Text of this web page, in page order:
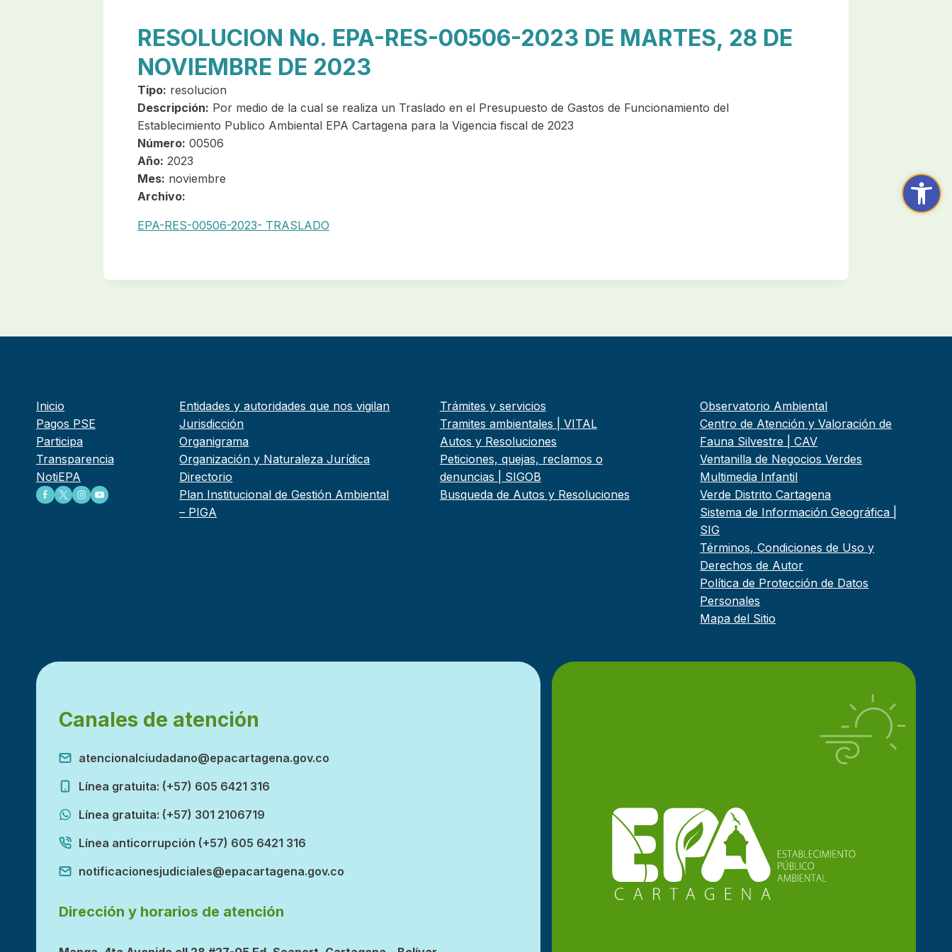
Abrir
RESOLUCION No. EPA-RES-00506-2023 DE MARTES, 28 DE
NOVIEMBRE DE 2023
Tipo: resolucion
Descripción: Por medio de la cual se realiza un Traslado en el Presupuesto de Gastos de Funcionamiento del
Establecimiento Publico Ambiental EPA Cartagena para la Vigencia fiscal de 2023
Número: 00506
Año: 2023
Mes: noviembre
Archivo:
EPA-RES-00506-2023- TRASLADO
Inicio
Pagos PSE
Participa
Transparencia
NotiEPA
Entidades y autoridades que nos vigilan
Jurisdicción
Organigrama
Organización y Naturaleza Jurídica
Directorio
Plan Institucional de Gestión Ambiental
– PIGA
Trámites y servicios
Tramites ambientales | VITAL
Autos y Resoluciones
Peticiones, quejas, reclamos o
denuncias | SIGOB
Busqueda de Autos y Resoluciones
Observatorio Ambiental
Centro de Atención y Valoración de
Fauna Silvestre | CAV
Ventanilla de Negocios Verdes
Multimedia Infantil
Verde Distrito Cartagena
Sistema de Información Geográfica |
SIG
Términos, Condiciones de Uso y
Derechos de Autor
Política de Protección de Datos
Personales
Mapa del Sitio
Canales de atención
atencionalciudadano@epacartagena.gov.co
Línea gratuita: (+57) 605 6421 316
Línea gratuita: (+57) 301 2106719
Línea anticorrupción (+57) 605 6421 316
notificacionesjudiciales@epacartagena.gov.co
Dirección y horarios de atención